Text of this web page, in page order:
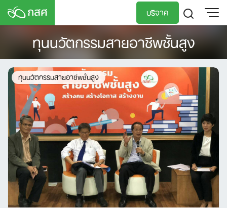
Skip
บริจาค
TH
EN
ทุนนวัตกรรมสายอาชีพชั้นสูง
ทุนนวัตกรรมสายอาชีพชั้นสูง